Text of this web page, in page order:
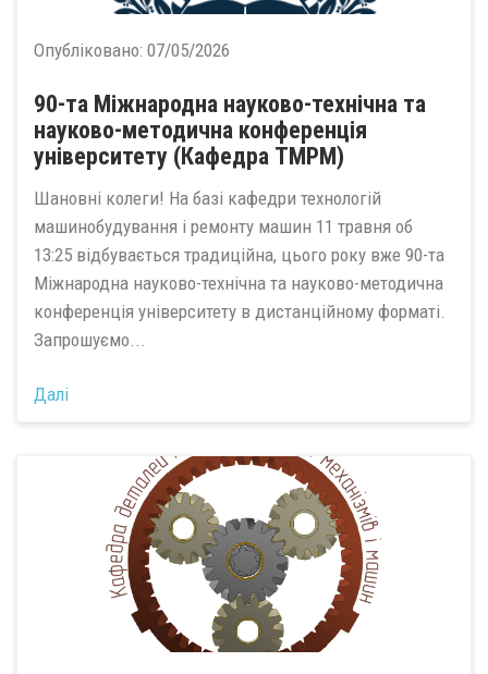
Опубліковано: 07/05/2026
90-та Міжнародна науково-технічна та
науково-методична конференція
університету (Кафедра ТМРМ)
Шановні колеги! На базі кафедри технологій
машинобудування і ремонту машин 11 травня об
13:25 відбувається традиційна, цього року вже 90-та
Міжнародна науково-технічна та науково-методична
конференція університету в дистанційному форматі.
Запрошуємо...
Далі